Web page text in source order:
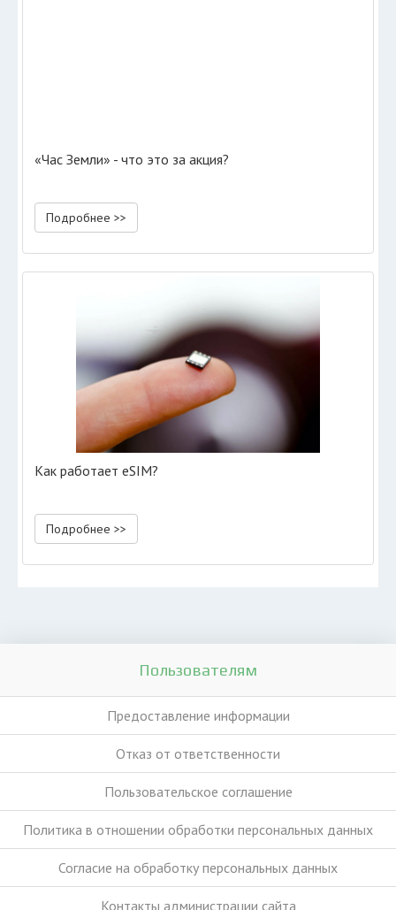
«Час Земли» - что это за акция?
Подробнее >>
Как работает eSIM?
Подробнее >>
Пользователям
Предоставление информации
Отказ от ответственности
Пользовательское соглашение
Политика в отношении обработки персональных данных
Согласие на обработку персональных данных
Контакты администрации сайта